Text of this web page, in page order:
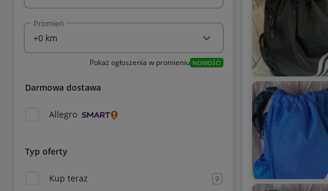
Promień
Pokaż ogłoszenia w promieniu NOWOŚĆ!
Darmowa dostawa
Allegro
Typ oferty
Kup teraz 9